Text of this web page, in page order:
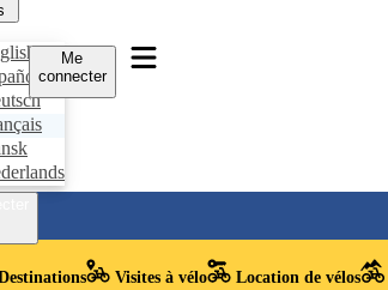
Me
connecter
Visites à vélo Location de vélos